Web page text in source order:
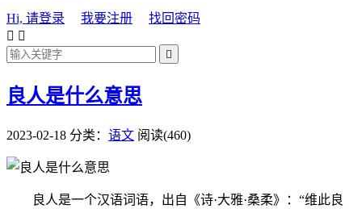
Hi, 请登录 我要注册
找回密码
 

良人是什么意思
2023-02-18 分类： 语文 阅读(460)
良人是一个汉语词语，出自《诗·大雅·桑柔》：“维此良